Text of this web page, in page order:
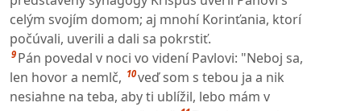
celým svojím domom; aj mnohí Korinťania, ktorí
počúvali, uverili a dali sa pokrstiť.
9 Pán povedal v noci vo videní Pavlovi: "Neboj sa,
len hovor a nemlč, 10veď som s tebou ja a nik
nesiahne na teba, aby ti ublížil, lebo mám v